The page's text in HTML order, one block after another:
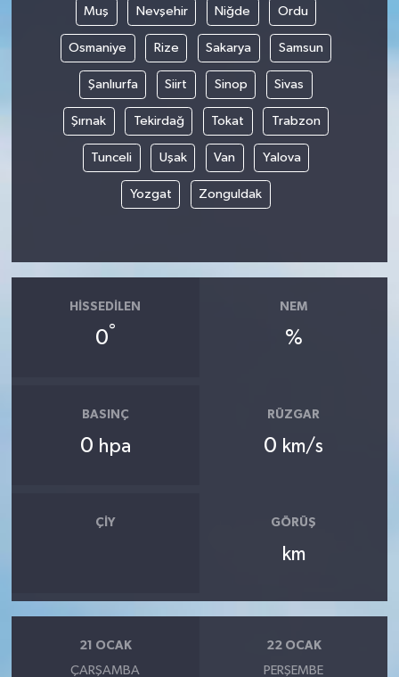
Muş Nevşehir Niğde Ordu
Osmaniye Rize Sakarya Samsun
Şanlıurfa Siirt Sinop Sivas
Şırnak Tekirdağ Tokat Trabzon
Tunceli Uşak Van Yalova
Yozgat Zonguldak
HISSEDILEN
0°
NEM
%
BASINÇ
0 hpa
RÜZGAR
0 km/s
ÇIY GÖRÜŞ
km
21 OCAK
ÇARŞAMBA
22 OCAK
PERŞEMBE